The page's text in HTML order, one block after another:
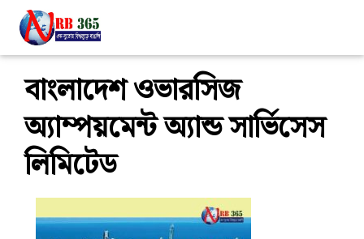
বাংলাদেশ ওভারসিজ
অ্যাম্পয়মেন্ট অ্যান্ড সার্ভিসেস
লিমিটেড